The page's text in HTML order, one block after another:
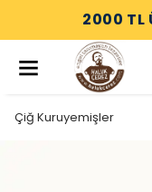
2000 TL
Çiğ Kuruyemişler